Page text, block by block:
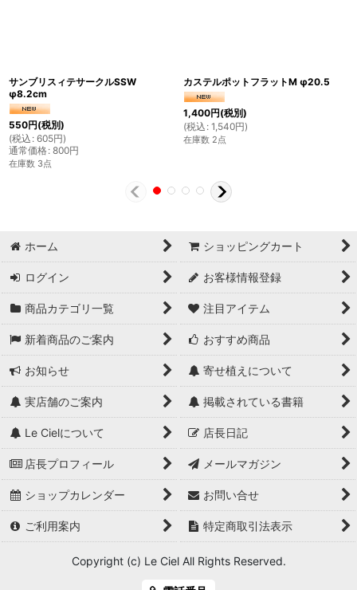
サンブリスィテサークルSSW
φ8.2cm
550円(税別)
(税込 : 605円)
通常価格: 800円
在庫数 3点
カステルポットフラットM φ20.5
1,400円(税別)
(税込 : 1,540円)
在庫数 2点
ホーム ショッピングカート
ログイン お客様情報登録
商品カテゴリ一覧 注目アイテム
新着商品のご案内 おすすめ商品
お知らせ 寄せ植えについて
実店舗のご案内 掲載されている書籍
Le Cielについて 店長日記
店長プロフィール メールマガジン
ショップカレンダー お問い合せ
ご利用案内 特定商取引法表示
Copyright (c) Le Ciel All Rights Reserved.